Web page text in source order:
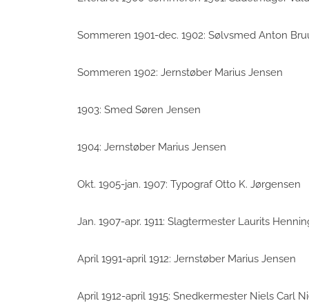
Sommeren 1901-dec. 1902: Sølvsmed Anton
Sommeren 1902: Jernstøber Marius Jensen
1903: Smed Søren Jensen
1904: Jernstøber Marius Jensen
Okt. 1905-jan. 1907: Typograf Otto K. Jørgensen
Jan. 1907-apr. 1911: Slagtermester Laurits
April 1991-april 1912: Jernstøber Marius Jensen
April 1912-april 1915: Snedkermester Niels Carl